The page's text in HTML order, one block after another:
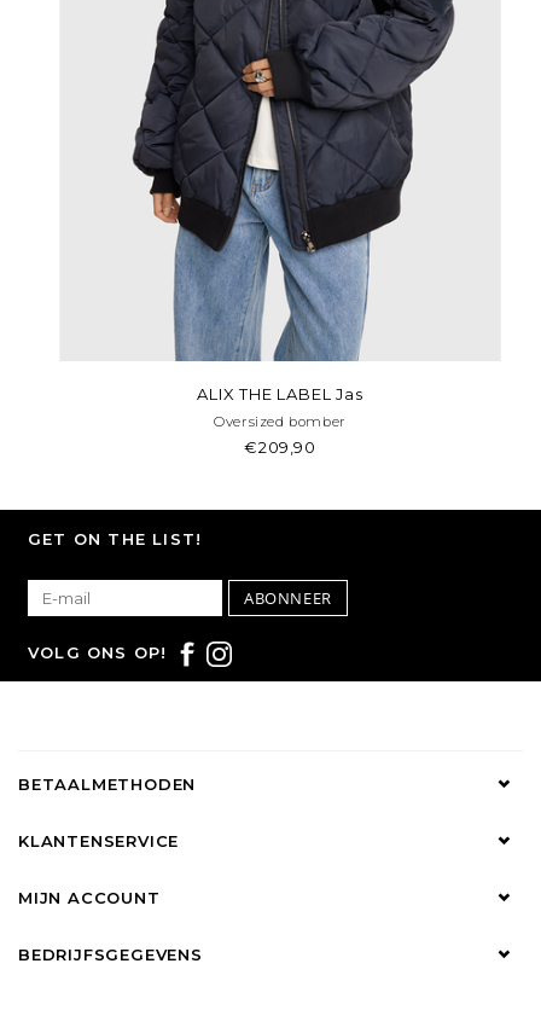
ALIX THE LABEL Jas
Oversized bomber
€209,90
GET ON THE LIST!
ABONNEER
VOLG ONS OP!
BETAALMETHODEN
KLANTENSERVICE
MIJN ACCOUNT
BEDRIJFSGEGEVENS